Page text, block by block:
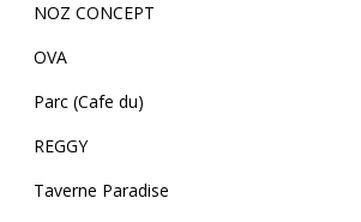
NOZ CONCEPT
OVA
Parc (Cafe du)
REGGY
Taverne Paradise